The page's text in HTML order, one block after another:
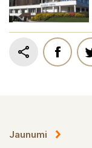
Jaunumi